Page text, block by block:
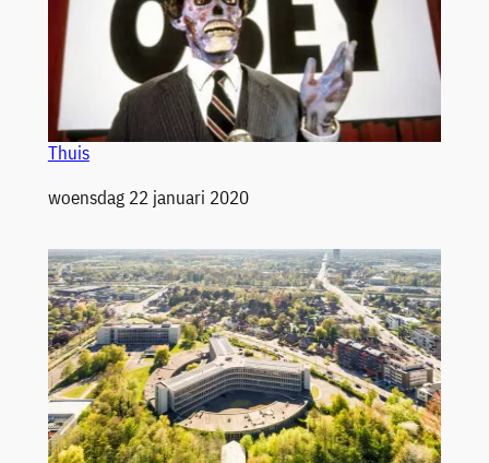
Thuis
Datum
woensdag 22 januari 2020